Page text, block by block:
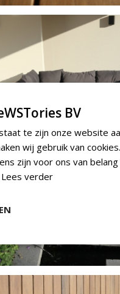
BV
te zijn onze website
wij gebruik van cookies.
zijn voor ons van
Lees verder